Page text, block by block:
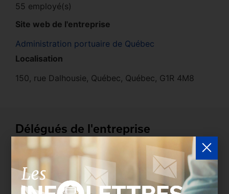
55 employé(s)
Site web de l'entreprise
Administration portuaire de Québec
Localisation
150, rue Dalhousie, Québec, Québec, G1R 4M8
Délégués de l'entreprise
Les entreprises membres peuvent bénéficier d’une
version plus détaillée du répertoire via leur espace
sécurisé.Connectez-vousafin de consulter le